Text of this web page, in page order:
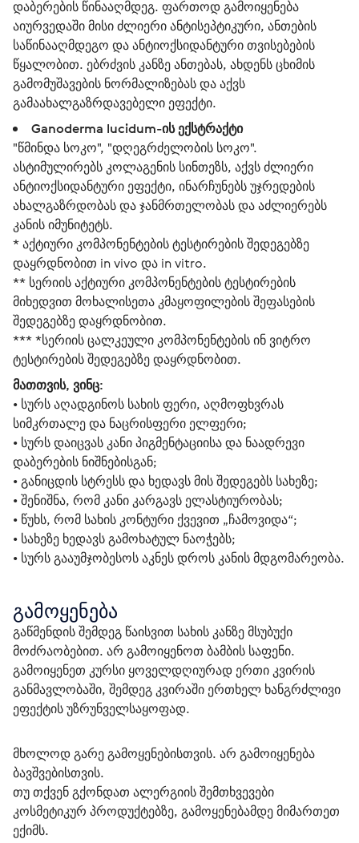
დაბერების წინააღმდეგ. ფართოდ გამოიყენება
აიურვედაში მისი ძლიერი ანტისეპტიკური, ანთების
საწინააღმდეგო და ანტიოქსიდანტური თვისებების
წყალობით. ებრძვის კანზე ანთებას, ახდენს ცხიმის
გამომუშავების ნორმალიზებას და აქვს
გამაახალგაზრდავებელი ეფექტი.
Ganoderma lucidum-ის ექსტრაქტი
"წმინდა სოკო", "დღეგრძელობის სოკო".
ასტიმულირებს კოლაგენის სინთეზს, აქვს ძლიერი
ანტიოქსიდანტური ეფექტი, ინარჩუნებს უჯრედების
ახალგაზრდობას და ჯანმრთელობას და აძლიერებს
კანის იმუნიტეტს.
* აქტიური კომპონენტების ტესტირების შედეგებზე
დაყრდნობით in vivo და in vitro.
** სერიის აქტიური კომპონენტების ტესტირების
მიხედვით მოხალისეთა კმაყოფილების შეფასების
შედეგებზე დაყრდნობით.
*** *სერიის ცალკეული კომპონენტების ინ ვიტრო
ტესტირების შედეგებზე დაყრდნობით.
მათთვის, ვინც:
• სურს აღადგინოს სახის ფერი, აღმოფხვრას
სიმკრთალე და ნაცრისფერი ელფერი;
• სურს დაიცვას კანი პიგმენტაციისა და ნაადრევი
დაბერების ნიშნებისგან;
• განიცდის სტრესს და ხედავს მის შედეგებს სახეზე;
• შენიშნა, რომ კანი კარგავს ელასტიურობას;
• წუხს, რომ სახის კონტური ქვევით „ჩამოვიდა“;
• სახეზე ხედავს გამოხატულ ნაოჭებს;
• სურს გააუმჯობესოს აკნეს დროს კანის მდგომარეობა.
გამოყენება
გაწმენდის შემდეგ წაისვით სახის კანზე მსუბუქი
მოძრაობებით. არ გამოიყენოთ ბამბის საფენი.
გამოიყენეთ კურსი ყოველდღიურად ერთი კვირის
განმავლობაში, შემდეგ კვირაში ერთხელ ხანგრძლივი
ეფექტის უზრუნველსაყოფად.
მხოლოდ გარე გამოყენებისთვის. არ გამოიყენება
ბავშვებისთვის.
თუ თქვენ გქონდათ ალერგიის შემთხვევები
კოსმეტიკურ პროდუქტებზე, გამოყენებამდე მიმართეთ
ექიმს.